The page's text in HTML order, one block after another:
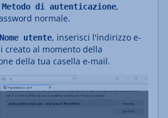
Metodo di autenticazione,
normale.
Nome utente, inserisci l'indirizzo e-
creato al momento della
della tua casella e-mail.